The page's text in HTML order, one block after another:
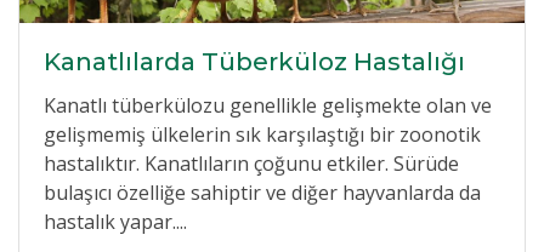
Kanatlılarda Tüberküloz Hastalığı
Kanatlı tüberkülozu genellikle gelişmekte olan ve
gelişmemiş ülkelerin sık karşılaştığı bir zoonotik
hastalıktır. Kanatlıların çoğunu etkiler. Sürüde
bulaşıcı özelliğe sahiptir ve diğer hayvanlarda da
hastalık yapar....